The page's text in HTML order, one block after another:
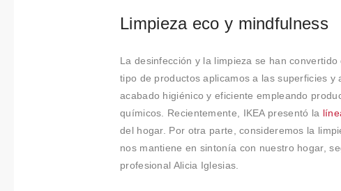
Connectio
Contacto
Limpieza eco y mindfulness
La desinfección y la limpieza se han
tipo de productos aplicamos a las superficies
acabado higiénico y eficiente empleando
químicos. Recientemente, IKEA presentó la
del hogar. Por otra parte, consideremos la
nos mantiene en sintonía con nuestro hogar,
profesional Alicia Iglesias.